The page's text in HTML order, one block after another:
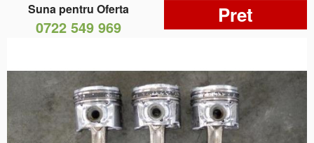
Suna pentru Oferta
0722 549 969 Pret